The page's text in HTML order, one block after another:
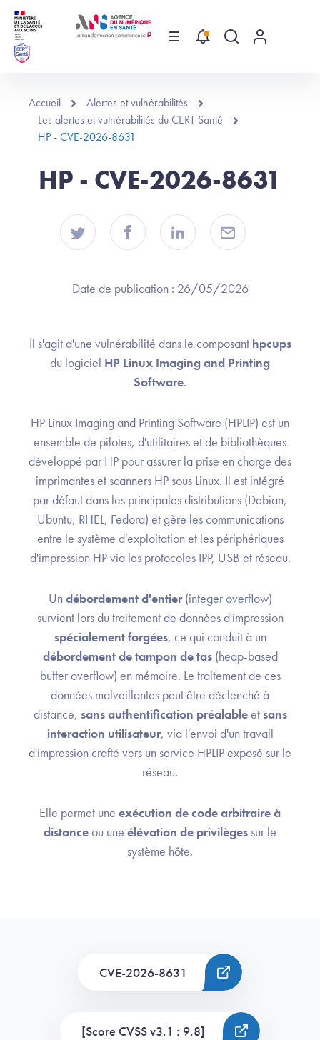
Aller au contenu principal
Menu Recherche
Menu
Accueil
Alertes et vulnérabilités
Les alertes et vulnérabilités du CERT Santé
HP - CVE-2026-8631
HP - CVE-2026-8631
Date de publication : 26/05/2026
Il s'agit d'une vulnérabilité dans le composant hpcups
du logiciel HP Linux Imaging and Printing
Software.
HP Linux Imaging and Printing Software (HPLIP) est un
ensemble de pilotes, d'utilitaires et de bibliothèques
développé par HP pour assurer la prise en charge des
imprimantes et scanners HP sous Linux. Il est intégré
par défaut dans les principales distributions (Debian,
Ubuntu, RHEL, Fedora) et gère les communications
entre le système d'exploitation et les périphériques
d'impression HP via les protocoles IPP, USB et réseau.
Undébordement d'entier(integer overflow)
survient lors du traitement de données d'impression
spécialement forgées, ce qui conduit à un
débordement de tampon de tas(heap-based
buffer overflow) en mémoire. Le traitement de ces
données malveillantes peut être déclenché à
distance, sans authentification préalableet sans
interaction utilisateur, via l'envoi d'un travail
d'impression crafté vers un service HPLIP exposé sur le
réseau.
Elle permet une exécution de code arbitraire à
distanceou une élévation de privilèges sur le
système hôte.
CVE-2026-8631
[Score CVSS v3.1 : 9.8]